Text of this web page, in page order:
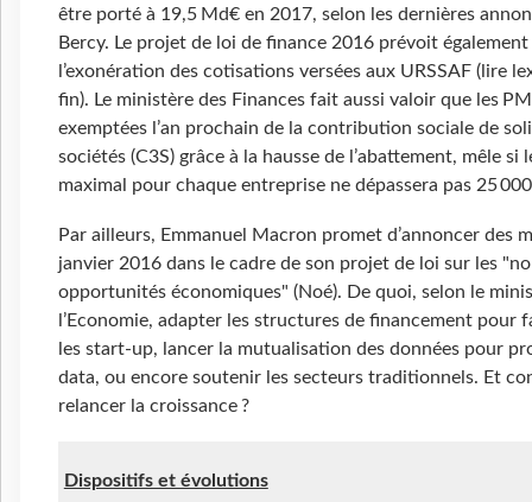
être porté à 19,5 Md€ en 2017, selon les dernières
Bercy. Le projet de loi de finance 2016 prévoit également
l’exonération des cotisations versées aux URSSAF (lire
fin). Le ministère des Finances fait aussi valoir que les
exemptées l’an prochain de la contribution sociale de
sociétés (C3S) grâce à la hausse de l’abattement, mêle si
maximal pour chaque entreprise ne dépassera pas 25
Par ailleurs, Emmanuel Macron promet d’annoncer des
janvier 2016 dans le cadre de son projet de loi sur les
opportunités économiques" (Noé). De quoi, selon le
l’Economie, adapter les structures de financement pour
les start-up, lancer la mutualisation des données pour
data, ou encore soutenir les secteurs traditionnels. Et
relancer la croissance ?
Dispositifs et évolutions